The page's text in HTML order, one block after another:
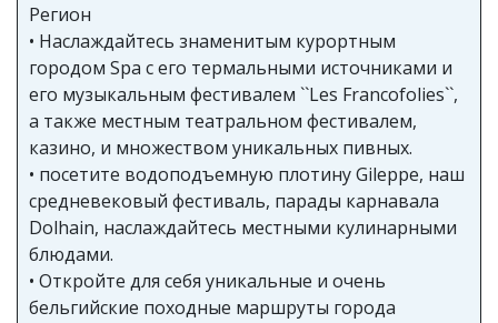
Регион
• Наслаждайтесь знаменитым курортным
городом Spa с его термальными источниками и
его музыкальным фестивалем ``Les Francofolies``,
а также местным театральном фестивалем,
казино, и множеством уникальных пивных.
• посетите водоподъемную плотину Gileppe, наш
средневековый фестиваль, парады карнавала
Dolhain, наслаждайтесь местными кулинарными
блюдами.
• Откройте для себя уникальные и очень
бельгийские походные маршруты города